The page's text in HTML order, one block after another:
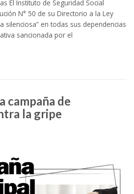
El Instituto de Seguridad Social
N° 50 de su Directorio a la Ley
silenciosa” en todas sus dependencias
sancionada por el
campaña de
la gripe